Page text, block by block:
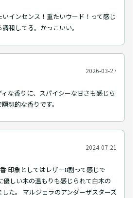
インセンス！重たいウード！って感じ
和してる。かっこいい。
2026-03-27
な香りに、スパイシーな甘さも感じら
想的な香りです。
2024-07-21
印象としてはレザー8割って感じで
優しい木の温もりも感じられて白木の
た。 マルジェラのアンダーザスターズ